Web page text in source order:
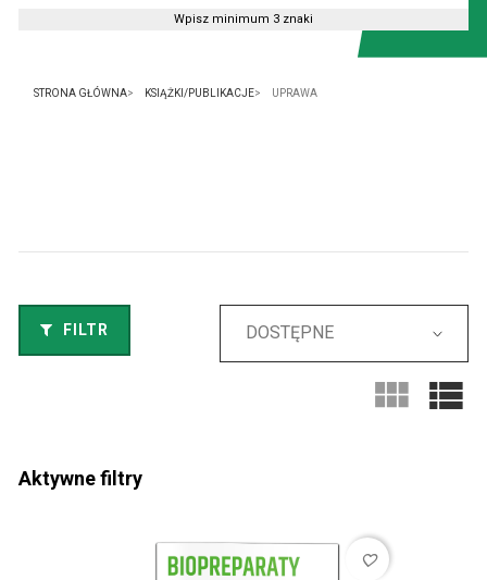
STRONA GŁÓWNA KSIĄŻKI/PUBLIKACJE UPRAWA
FILTR DOSTĘPNE
Aktywne filtry
favorite_border